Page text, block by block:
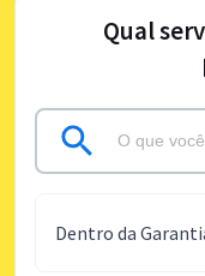
Qual
Dentro da